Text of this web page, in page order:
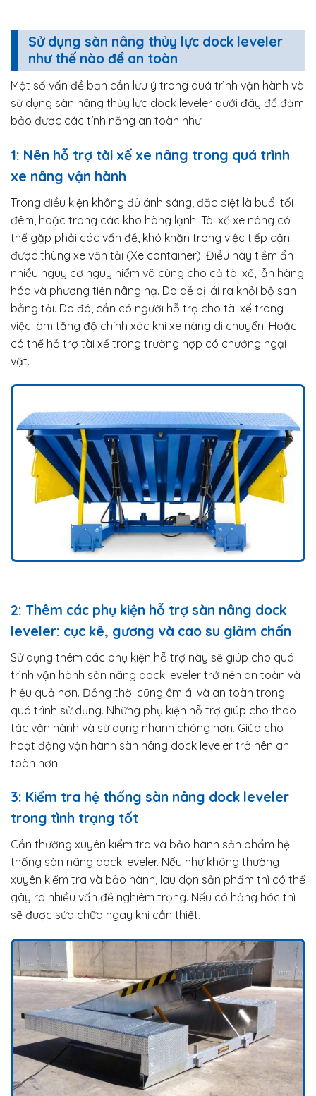
Sử dụng sàn nâng thủy lực dock leveler
như thế nào để an toàn
Một số vấn đề bạn cần lưu ý trong quá trình vận hành và
sử dụng sàn nâng thủy lực dock leveler dưới đây để đảm
bảo được các tính năng an toàn như:
1: Nên hỗ trợ tài xế xe nâng trong quá trình
xe nâng vận hành
Trong điều kiện không đủ ánh sáng, đặc biệt là buổi tối
đêm, hoặc trong các kho hàng lạnh. Tài xế xe nâng có
thể gặp phải các vấn đề, khó khăn trong việc tiếp cận
được thùng xe vận tải (Xe container). Điều này tiềm ẩn
nhiều nguy cơ nguy hiểm vô cùng cho cả tài xế, lẫn hàng
hóa và phương tiện nâng hạ. Do dễ bị lái ra khỏi bộ san
bằng tải. Do đó, cần có người hỗ trọ cho tài xế trong
việc làm tăng độ chính xác khi xe nâng di chuyển. Hoặc
có thể hỗ trợ tài xế trong trường hợp có chướng ngại
vật.
2: Thêm các phụ kiện hỗ trợ sàn nâng dock
leveler: cục kê, gương và cao su giảm chấn
Sử dụng thêm các phụ kiện hỗ trợ này sẽ giúp cho quá
trình vận hành sàn nâng dock leveler trở nên an toàn và
hiệu quả hơn. Đồng thời cũng êm ái và an toàn trong
quá trình sử dụng. Những phụ kiện hỗ trợ giúp cho thao
tác vận hành và sử dụng nhanh chóng hơn. Giúp cho
hoạt động vận hành sàn nâng dock leveler trở nên an
toàn hơn.
3: Kiểm tra hệ thống sàn nâng dock leveler
trong tình trạng tốt
Cần thường xuyên kiểm tra và bảo hành sản phẩm hệ
thống sàn nâng dock leveler. Nếu như không thường
xuyên kiểm tra và bảo hành, lau dọn sản phẩm thì có thể
gây ra nhiều vấn đề nghiêm trọng. Nếu có hỏng hóc thì
sẽ được sửa chữa ngay khi cần thiết.